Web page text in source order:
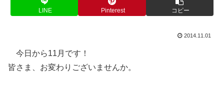
LINE Pinterest コピー
2014.11.01
今日から11月です！
皆さま、お変わりございませんか。